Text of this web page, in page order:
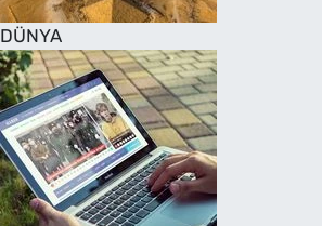
DÜNYA